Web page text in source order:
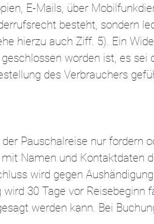
E-Mails, über
besteht, sondern
hierzu auch Ziff. 5). Ein
worden ist, es sei
des Verbrauchers
Pauschalreise nur fordern
Namen und Kontaktdaten
wird gegen
30 Tage vor Reisebeginn
werden kann. Bei